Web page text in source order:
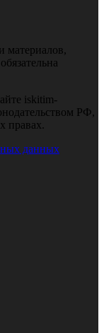
материалов,
iskitim-
РФ,
правах.
данных